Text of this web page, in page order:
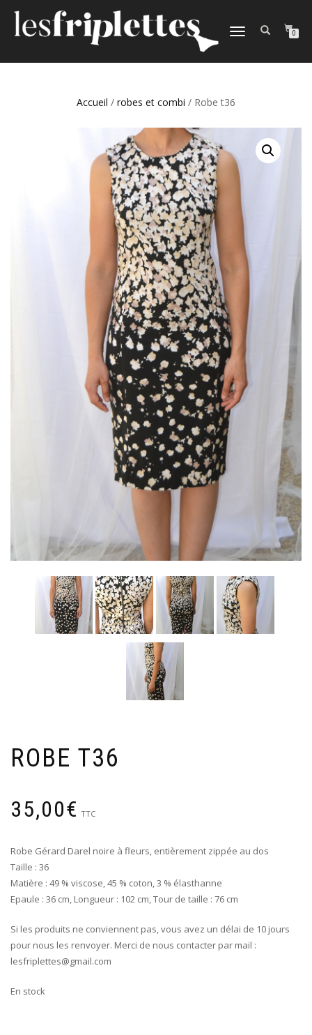
DÉPLIER
0
Accueil / robes et combi / Robe t36
ROBE T36
35,00€ TTC
Robe Gérard Darel noire à fleurs, entièrement zippée au dos
Taille : 36
Matière : 49 % viscose, 45 % coton, 3 % élasthanne
Epaule : 36 cm, Longueur : 102 cm, Tour de taille : 76 cm
Si les produits ne conviennent pas, vous avez un délai de 10 jours
pour nous les renvoyer. Merci de nous contacter par mail :
lesfriplettes@gmail.com
En stock